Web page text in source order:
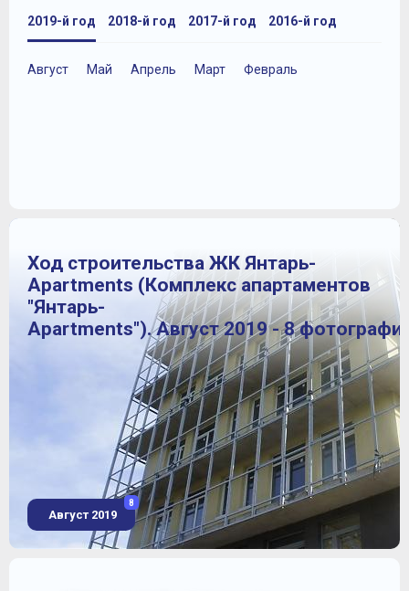
2019-й год
Август Май Апрель Март Февраль
2018-й год 2017-й год 2016-й год
Ход строительства ЖК Янтарь-
Apartments (Комплекс апартаментов
"Янтарь-
Apartments"). Август 2019 - 8
Август 2019
8